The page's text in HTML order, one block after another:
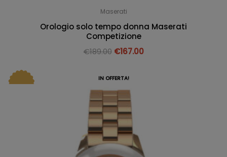
Maserati
Orologio solo tempo donna Maserati
Competizione
€189.00 €167.00
IN OFFERTA!